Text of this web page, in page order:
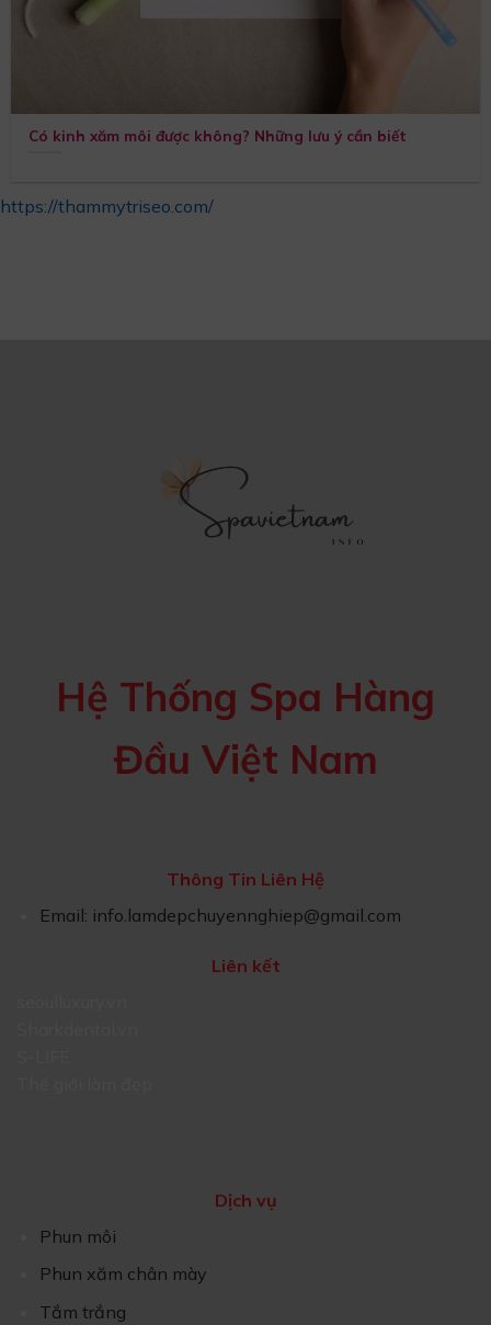
Có kinh xăm môi được không? Những lưu ý cần biết
https://thammytriseo.com/
Hệ Thống Spa Hàng
Đầu Việt Nam
Thông Tin Liên Hệ
Email: info.lamdepchuyennghiep@gmail.com
Liên kết
Dịch vụ
Phun môi
Phun xăm chân mày
Tắm trắng